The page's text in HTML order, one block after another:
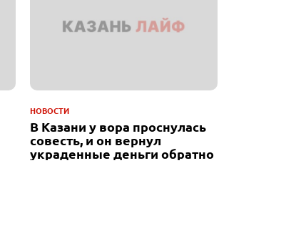
НОВОСТИ
В Казани у вора проснулась
совесть, и он вернул
украденные деньги обратно